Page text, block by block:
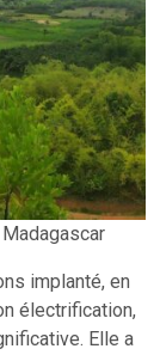
implanté, en
électrification,
Elle a